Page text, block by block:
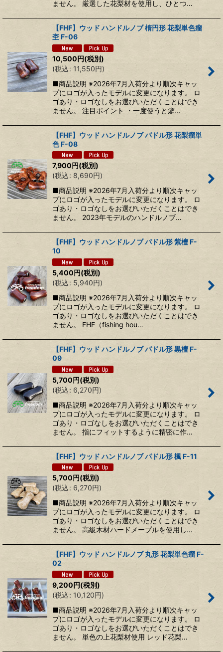
ません。 厳選した花梨材を使用し、ひとつ…
【FHF】ウッド ハンドルノブ 楕円形 花梨単色瘤
杢 F-06
10,500円(税別)
(税込: 11,550円)
■商品説明 ※2026年7月入荷分より順次キャッ
プにロゴが入ったモデルに変更になります。 ロ
ゴあり・ロゴなしをお選びいただくことはでき
ません。 注目ポイント ・一度使うと癖…
【FHF】ウッド ハンドルノブ パドル形 花梨瘤単
色 F-08
7,900円(税別)
(税込: 8,690円)
■商品説明 ※2026年7月入荷分より順次キャッ
プにロゴが入ったモデルに変更になります。 ロ
ゴあり・ロゴなしをお選びいただくことはでき
ません。 2023年モデルのハンドルノブ…
【FHF】ウッド ハンドルノブ パドル形 紫檀 F-
10
5,400円(税別)
(税込: 5,940円)
■商品説明 ※2026年7月入荷分より順次キャッ
プにロゴが入ったモデルに変更になります。 ロ
ゴあり・ロゴなしをお選びいただくことはでき
ません。 FHF（fishing hou…
【FHF】ウッド ハンドルノブ パドル形 黒檀 F-
09
5,700円(税別)
(税込: 6,270円)
■商品説明 ※2026年7月入荷分より順次キャッ
プにロゴが入ったモデルに変更になります。 ロ
ゴあり・ロゴなしをお選びいただくことはでき
ません。 指にフィットするように精密に作…
【FHF】ウッド ハンドルノブ パドル形 楓 F-11
5,700円(税別)
(税込: 6,270円)
■商品説明 ※2026年7月入荷分より順次キャッ
プにロゴが入ったモデルに変更になります。 ロ
ゴあり・ロゴなしをお選びいただくことはでき
ません。 高級木材ハードメープルを使用し…
【FHF】ウッド ハンドルノブ 丸形 花梨単色瘤 F-
02
9,200円(税別)
(税込: 10,120円)
■商品説明 ※2026年7月入荷分より順次キャッ
プにロゴが入ったモデルに変更になります。 ロ
ゴあり・ロゴなしをお選びいただくことはでき
ません。 単色の上花梨材使用 レッド花梨…